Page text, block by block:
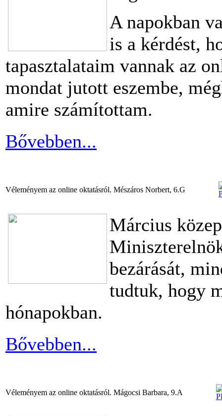
A napokban
is a kérdést,
tapasztalataim vannak az
mondat jutott eszembe,
amire számítottam.
Bővebben...
Véleményem az online oktatásról. Mészáros Norbert, 6.G
Március
bezárását,
tudtuk, hogy
hónapokban.
Bővebben...
Véleményem az online oktatásról. Mágocsi Barbara, 9.A